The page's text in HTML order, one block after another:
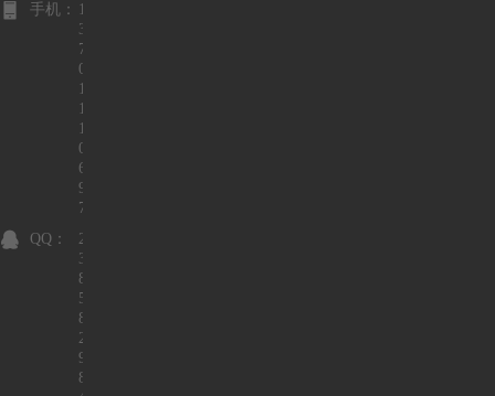
手机：
1
3
7
0
1
1
1
0
6
9
7
QQ：
2
3
8
5
8
2
9
8